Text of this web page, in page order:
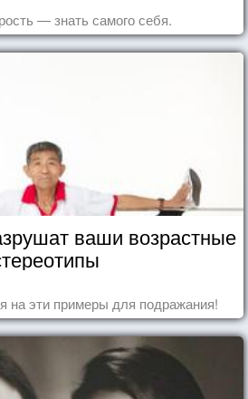
— знать самого себя.
ваши возрастные
на эти примеры для подражания!